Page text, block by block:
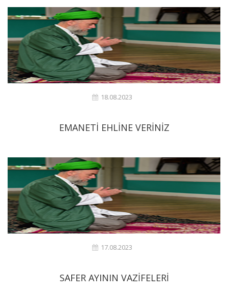
18.08.2023
EMANETİ EHLİNE VERİNİZ
17.08.2023
SAFER AYININ VAZİFELERİ